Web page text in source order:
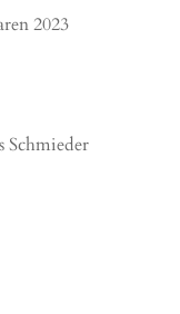
2023
Schmieder